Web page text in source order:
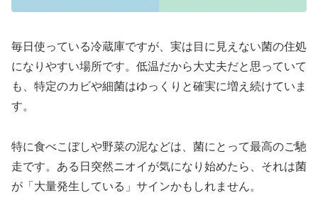
毎日使っている冷蔵庫ですが、実は目に見えない菌の住処
になりやすい場所です。低温だから大丈夫だと思っていて
も、特定のカビや細菌はゆっくりと確実に増え続けていま
す。
特に食べこぼしや野菜の泥などは、菌にとって最高のご馳
走です。ある日突然ニオイが気になり始めたら、それは菌
が「大量発生している」サインかもしれません。